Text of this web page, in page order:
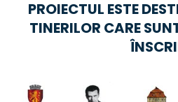
PROIECTUL ESTE
TINERILOR CARE